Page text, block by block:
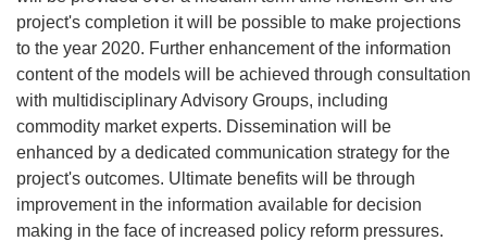
project's completion it will be possible to make projections
to the year 2020. Further enhancement of the information
content of the models will be achieved through consultation
with multidisciplinary Advisory Groups, including
commodity market experts. Dissemination will be
enhanced by a dedicated communication strategy for the
project's outcomes. Ultimate benefits will be through
improvement in the information available for decision
making in the face of increased policy reform pressures.